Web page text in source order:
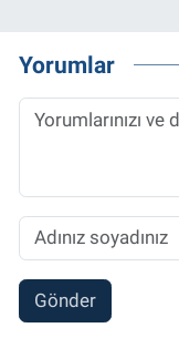
Yorumlar
Gönder